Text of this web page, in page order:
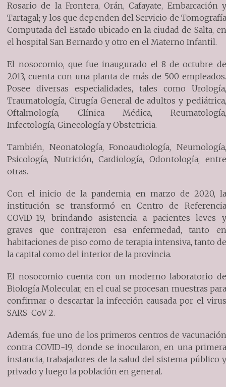
Rosario de la Frontera, Orán, Cafayate, Embarcación y
Tartagal; y los que dependen del Servicio de Tomografía
Computada del Estado ubicado en la ciudad de Salta, en
el hospital San Bernardo y otro en el Materno Infantil.
El nosocomio, que fue inaugurado el 8 de octubre de
2013, cuenta con una planta de más de 500 empleados.
Posee diversas especialidades, tales como Urología,
Traumatología, Cirugía General de adultos y pediátrica,
Oftalmología, Clínica Médica, Reumatología,
Infectología, Ginecología y Obstetricia.
También, Neonatología, Fonoaudiología, Neumología,
Psicología, Nutrición, Cardiología, Odontología, entre
otras.
Con el inicio de la pandemia, en marzo de 2020, la
institución se transformó en Centro de Referencia
COVID-19, brindando asistencia a pacientes leves y
graves que contrajeron esa enfermedad, tanto en
habitaciones de piso como de terapia intensiva, tanto de
la capital como del interior de la provincia.
El nosocomio cuenta con un moderno laboratorio de
Biología Molecular, en el cual se procesan muestras para
confirmar o descartar la infección causada por el virus
SARS-CoV-2.
Además, fue uno de los primeros centros de vacunación
contra COVID-19, donde se inocularon, en una primera
instancia, trabajadores de la salud del sistema público y
privado y luego la población en general.